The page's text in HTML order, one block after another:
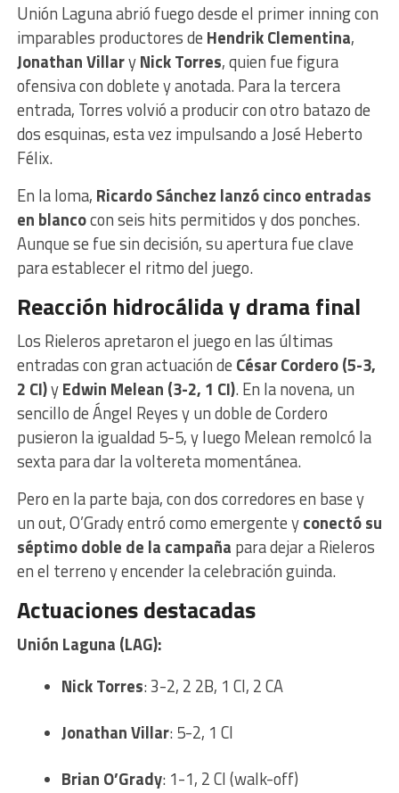
Unión Laguna abrió fuego desde el primer inning con
imparables productores de Hendrik Clementina,
Jonathan VillaryNick Torres, quien fue figura
ofensiva con doblete y anotada. Para la tercera
entrada, Torres volvió a producir con otro batazo de
dos esquinas, esta vez impulsando a José Heberto
Félix.
En la loma, Ricardo Sánchez lanzó cinco entradas
en blancocon seis hits permitidos y dos ponches.
Aunque se fue sin decisión, su apertura fue clave
para establecer el ritmo del juego.
Reacción hidrocálida y drama final
Los Rieleros apretaron el juego en las últimas
entradas con gran actuación de César Cordero (5-3,
2 CI)yEdwin Melean (3-2, 1 CI). En la novena, un
sencillo de Ángel Reyes y un doble de Cordero
pusieron la igualdad 5-5, y luego Melean remolcó la
sexta para dar la voltereta momentánea.
Pero en la parte baja, con dos corredores en base y
un out, O’Grady entró como emergente yconectó su
séptimo doble de la campaña para dejar a Rieleros
en el terreno y encender la celebración guinda.
Actuaciones destacadas
Unión Laguna (LAG):
Nick Torres: 3-2, 2 2B, 1 CI, 2 CA
Jonathan Villar: 5-2, 1 CI
Brian O’Grady: 1-1, 2 CI (walk-off)